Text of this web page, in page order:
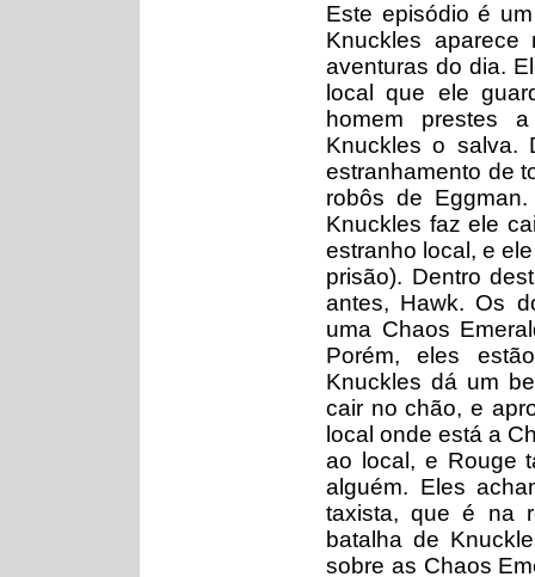
Este episódio é
Knuckles
aventuras do dia.
local que ele
homem prestes
Knuckles o salva.
estranhamento de
robôs de
Knuckles faz ele
estranho local, e
prisão). Dentro
antes, Hawk. Os
uma Chaos
Porém, eles
Knuckles dá um
cair no chão, e
local onde está a
ao local, e Rouge
alguém. Eles
taxista, que é na
batalha de
sobre as Chaos